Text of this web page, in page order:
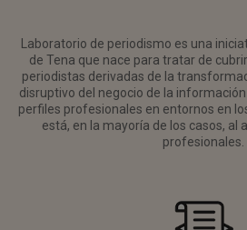
Laboratorio de periodismo es una
de Tena que nace para tratar de
periodistas derivadas de la
disruptivo del negocio de la
perfiles profesionales en entornos en
está, en la mayoría de los casos, al
profesionales.